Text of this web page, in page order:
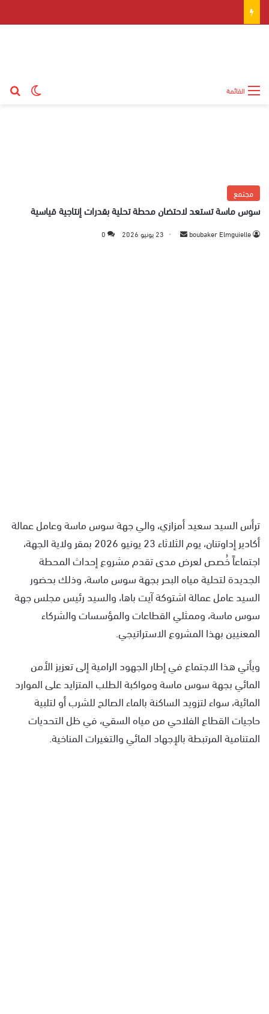
القائمة
مجتمع
سوس ماسة تستعد لاحتضان محطة تحلية بقدرات إنتاجية قياسية
boubaker Elmguielle 23 يونيو 2026 0
ترأس السيد سعيد أمزازي، والي جهة سوس ماسة وعامل عمالة
أكادير إداوتنان، يوم الثلاثاء 23 يونيو 2026 بمقر ولاية الجهة،
اجتماعاً خُصص لعرض مدى تقدم مشروع إحداث المحطة
الجديدة لتحلية مياه البحر بجهة سوس ماسة، وذلك بحضور
السيد عامل عمالة اشتوكة آيت باها، والسيد رئيس مجلس جهة
سوس ماسة، وممثلي القطاعات والمؤسسات والشركاء
المعنيين بهذا المشروع الاستراتيجي.
ويأتي هذا الاجتماع في إطار الجهود الرامية إلى تعزيز الأمن
المائي بجهة سوس ماسة ومواكبة الطلب المتزايد على الموارد
المائية، سواء لتزويد الساكنة بالماء الصالح للشرب أو لتلبية
حاجيات القطاع الفلاحي من مياه السقي، في ظل التحديات
المتنامية المرتبطة بالإجهاد المائي والتغيرات المناخية.